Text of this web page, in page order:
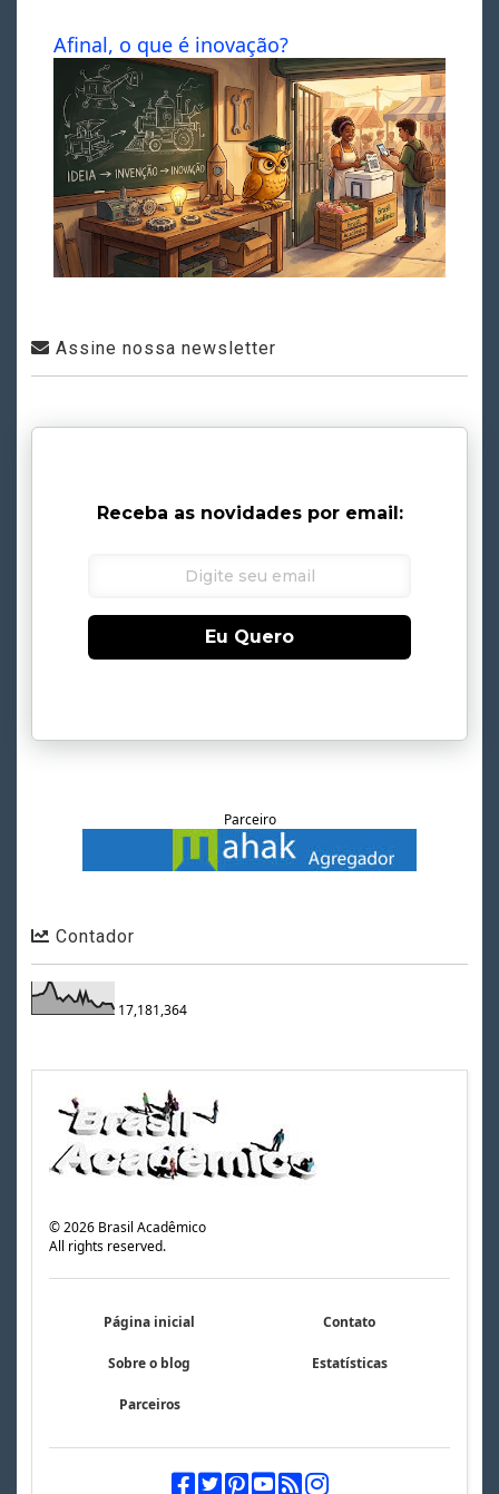
Afinal, o que é inovação?
Assine nossa newsletter
Receba as novidades por email:
Eu Quero
Parceiro
Contador
17,181,364
©2026 Brasil Acadêmico
All rights reserved.
Página inicial Contato
Sobre o blog Estatísticas
Parceiros